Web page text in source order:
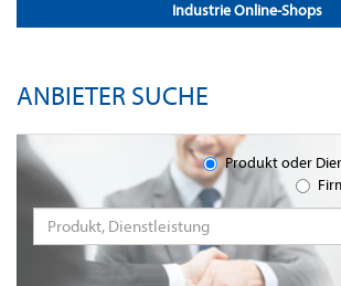
Industrie Online-Shops
ANBIETER SUCHE
Produkt oder